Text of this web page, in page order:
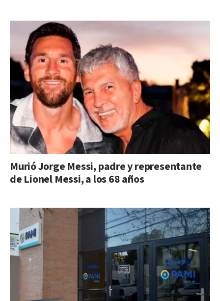
Murió Jorge Messi, padre y representante
de Lionel Messi, a los 68 años